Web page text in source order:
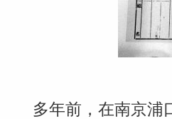
多年前，在南京浦口